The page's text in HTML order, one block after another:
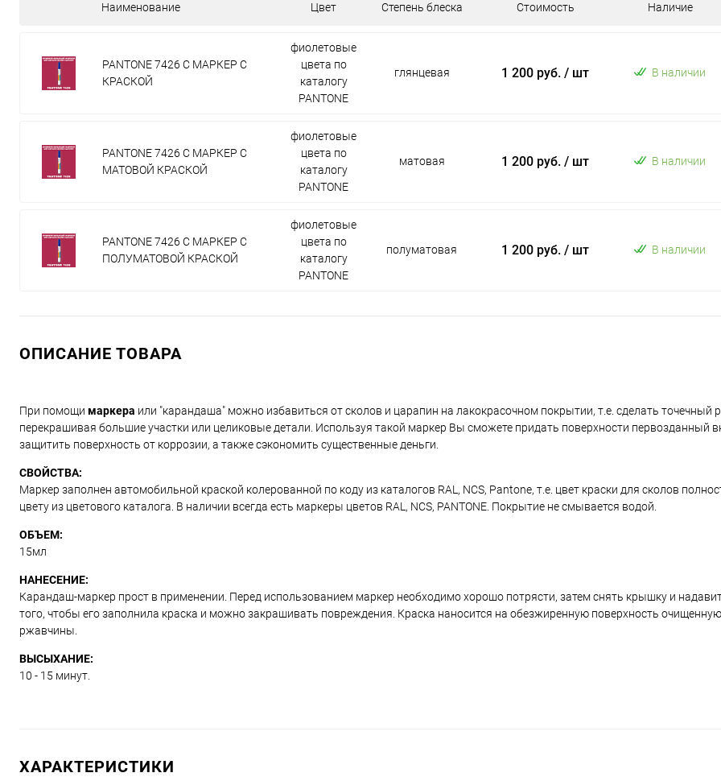
Наименование Цвет Степень блеска Стоимость Наличие
PANTONE 7426 C МАРКЕР С
КРАСКОЙ
фиолетовые
цвета по
каталогу
PANTONE
глянцевая 1 200 руб. / шт В наличии
PANTONE 7426 C МАРКЕР С
МАТОВОЙ КРАСКОЙ
фиолетовые
цвета по
каталогу
PANTONE
матовая 1 200 руб. / шт В наличии
PANTONE 7426 C МАРКЕР С
ПОЛУМАТОВОЙ КРАСКОЙ
фиолетовые
цвета по
каталогу
PANTONE
полуматовая 1 200 руб. / шт В наличии
ОПИСАНИЕ ТОВАРА
При помощи маркера или "карандаша" можно избавиться от сколов и царапин на лакокрасочном покрытии, т.е. сделать точечный
перекрашивая большие участки или целиковые детали. Используя такой маркер Вы сможете придать поверхности первозданный
защитить поверхность от коррозии, а также сэкономить существенные деньги.
СВОЙСТВА:
Маркер заполнен автомобильной краской колерованной по коду из каталогов RAL, NCS, Pantone, т.е. цвет краски для сколов
цвету из цветового каталога. В наличии всегда есть маркеры цветов RAL, NCS, PANTONE. Покрытие не смывается водой.
ОБЪЕМ:
15мл
НАНЕСЕНИЕ:
Карандаш-маркер прост в применении. Перед использованием маркер необходимо хорошо потрясти, затем снять крышку и
того, чтобы его заполнила краска и можно закрашивать повреждения. Краска наносится на обезжиренную поверхность
ржавчины.
ВЫСЫХАНИЕ:
10 - 15 минут.
ХАРАКТЕРИСТИКИ